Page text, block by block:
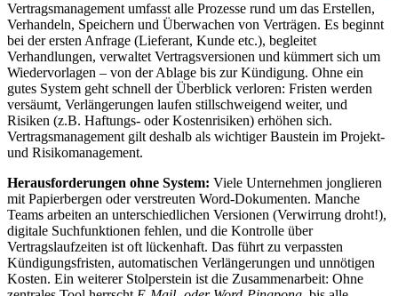
Vertragsmanagement umfasst alle Prozesse rund um das Erstellen,
Verhandeln, Speichern und Überwachen von Verträgen. Es beginnt
bei der ersten Anfrage (Lieferant, Kunde etc.), begleitet
Verhandlungen, verwaltet Vertragsversionen und kümmert sich um
Wiedervorlagen – von der Ablage bis zur Kündigung. Ohne ein
gutes System geht schnell der Überblick verloren: Fristen werden
versäumt, Verlängerungen laufen stillschweigend weiter, und
Risiken (z.B. Haftungs- oder Kostenrisiken) erhöhen sich.
Vertragsmanagement gilt deshalb als wichtiger Baustein im Projekt-
und Risikomanagement.
Herausforderungen ohne System: Viele Unternehmen jonglieren
mit Papierbergen oder verstreuten Word-Dokumenten. Manche
Teams arbeiten an unterschiedlichen Versionen (Verwirrung droht!),
digitale Suchfunktionen fehlen, und die Kontrolle über
Vertragslaufzeiten ist oft lückenhaft. Das führt zu verpassten
Kündigungsfristen, automatischen Verlängerungen und unnötigen
Kosten. Ein weiterer Stolperstein ist die Zusammenarbeit: Ohne